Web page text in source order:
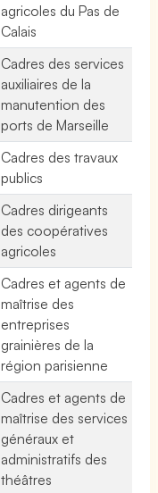
agricoles du Pas de
Calais
Cadres des services
auxiliaires de la
manutention des
ports de Marseille
Cadres des travaux
publics
Cadres dirigeants
des coopératives
agricoles
Cadres et agents de
maîtrise des
entreprises
grainières de la
région parisienne
Cadres et agents de
maîtrise des services
généraux et
administratifs des
théâtres